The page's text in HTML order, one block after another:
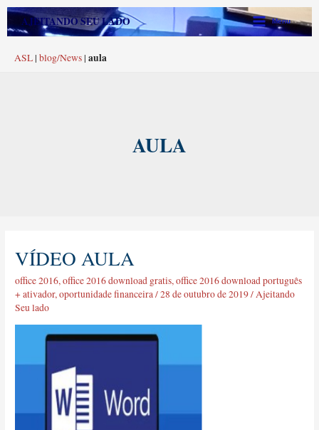
para
conteúdo
AJEITANDO SEU LADO
Main
Menu
ASL | blog/News | aula
AULA
VÍDEO AULA
office 2016,office 2016 download gratis,office 2016 download português
+ ativador,oportunidade financeira/28 de outubro de 2019/Ajeitando
Seu lado
vídeo
aula